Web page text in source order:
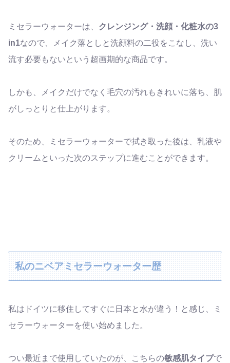
ミセラーウォーターは、 クレンジング・洗顔・化粧水の3
in1なので、メイク落としと洗顔料の二役をこなし、洗い
流す必要もないという超画期的な商品です。
しかも、メイクだけでなく毛穴の汚れもきれいに落ち、肌
がしっとりと仕上がります。
そのため、ミセラーウォーターで拭き取った後は、乳液や
クリームといった次のステップに進むことができます。
私のニベアミセラーウォーター歴
私はドイツに移住してすぐに日本と水が違う！と感じ、ミ
セラーウォーターを使い始めました。
つい最近まで使用していたのが、こちらの敏感肌タイプで